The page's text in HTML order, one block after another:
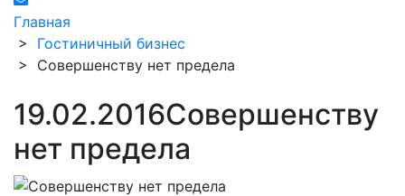
Главная
> Гостиничный бизнес
> Совершенству нет предела
19.02.2016Совершенству
нет предела